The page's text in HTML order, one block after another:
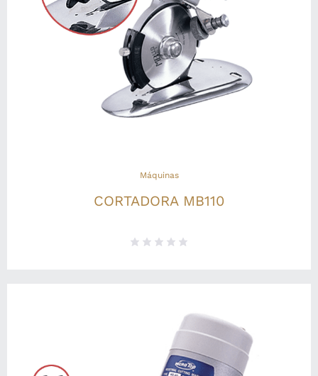
Máquinas
CORTADORA MB110